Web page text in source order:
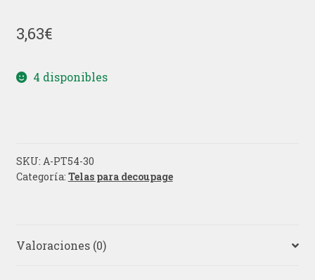
3,63€
4 disponibles
SKU: A-PT54-30
Categoría: Telas para decoupage
Valoraciones (0)